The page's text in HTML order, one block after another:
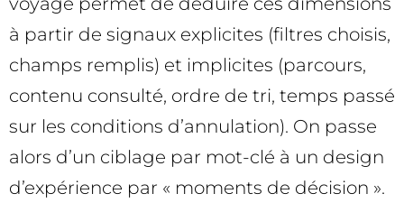
à partir de signaux explicites (filtres choisis,
champs remplis) et implicites (parcours,
contenu consulté, ordre de tri, temps passé
sur les conditions d’annulation). On passe
alors d’un ciblage par mot-clé à un design
d’expérience par « moments de décision ».